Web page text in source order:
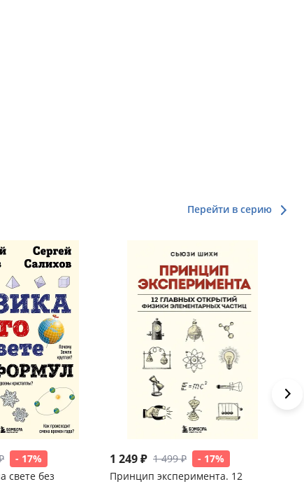
Перейти в серию
- 17%
свете без
1 249 ₽ 1 499 ₽
- 17%
Принцип эксперимента. 12